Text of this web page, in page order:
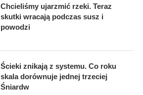
Chcieliśmy ujarzmić rzeki. Teraz
skutki wracają podczas susz i
powodzi
Ścieki znikają z systemu. Co roku
skala dorównuje jednej trzeciej
Śniardw